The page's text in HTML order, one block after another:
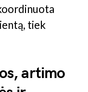
tiek
artimo